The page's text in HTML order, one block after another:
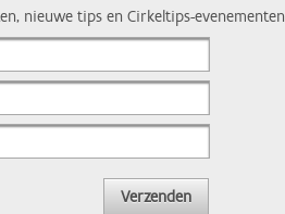
nieuwe tips en Cirkeltips-evenementen.
Verzenden